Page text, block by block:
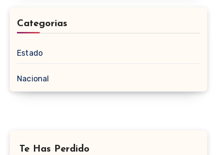
Categorias
Estado
Nacional
Te Has Perdido